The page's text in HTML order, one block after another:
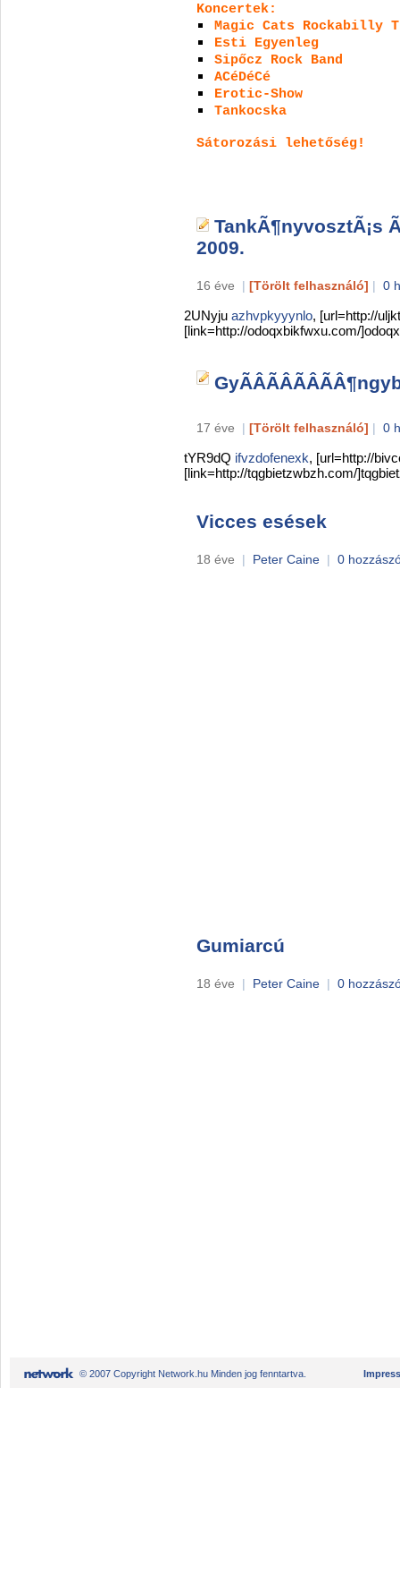
Koncertek:
Magic Cats Rockabilly
Esti Egyenleg
Sipőcz Rock Band
ACéDéCé
Erotic-Show
Tankocska
Sátorozási lehetőség!
TankÃ¶nyvosztÃ¡s
2009.
16 éve | [Törölt felhasználó] | 0
2UNyju azhvpkyyynlo, [url=http://
[link=http://odoqxbikfwxu.com/
17 éve | [Törölt felhasználó] | 0
tYR9dQ ifvzdofenexk, [url=http://
[link=http://tqgbietzwbzh.com/
Vicces esések
18 éve | Peter Caine | 0
Gumiarcú
18 éve | Peter Caine | 0
© 2007 Copyright Network.hu Minden jog fenntartva.